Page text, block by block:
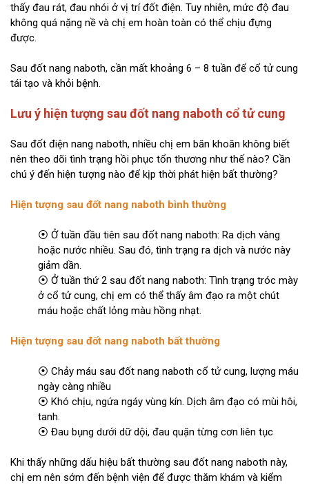
thấy đau rát, đau nhói ở vị trí đốt điện. Tuy nhiên, mức độ đau
không quá nặng nề và chị em hoàn toàn có thể chịu đựng
được.
Sau đốt nang naboth, cần mất khoảng 6 – 8 tuần để cổ tử cung
tái tạo và khỏi bệnh.
Lưu ý hiện tượng sau đốt nang naboth cổ tử cung
Sau đốt điện nang naboth, nhiều chị em băn khoăn không biết
nên theo dõi tình trạng hồi phục tổn thương như thế nào? Cần
chú ý đến hiện tượng nào để kịp thời phát hiện bất thường?
Hiện tượng sau đốt nang naboth bình thường
⦿ Ở tuần đầu tiên sau đốt nang naboth: Ra dịch vàng
hoặc nước nhiều. Sau đó, tình trạng ra dịch và nước này
giảm dần.
⦿ Ở tuần thứ 2 sau đốt nang naboth: Tình trạng tróc mày
ở cổ tử cung, chị em có thể thấy âm đạo ra một chút
máu hoặc chất lỏng màu hồng nhạt.
Hiện tượng sau đốt nang naboth bất thường
⦿ Chảy máu sau đốt nang naboth cổ tử cung, lượng máu
ngày càng nhiều
⦿ Khó chịu, ngứa ngáy vùng kín. Dịch âm đạo có mùi hôi,
tanh.
⦿ Đau bụng dưới dữ dội, đau quặn từng cơn liên tục
Khi thấy những dấu hiệu bất thường sau đốt nang naboth này,
chị em nên sớm đến bệnh viện để được thăm khám và kiểm